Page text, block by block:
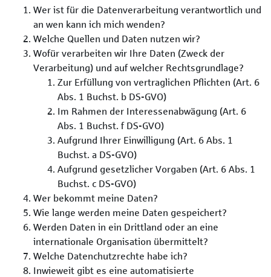
Wer ist für die Datenverarbeitung verantwortlich und
an wen kann ich mich wenden?
Welche Quellen und Daten nutzen wir?
Wofür verarbeiten wir Ihre Daten (Zweck der
Verarbeitung) und auf welcher Rechtsgrundlage?
Zur Erfüllung von vertraglichen Pflichten (Art. 6
Abs. 1 Buchst. b DS-GVO)
Im Rahmen der Interessenabwägung (Art. 6
Abs. 1 Buchst. f DS-GVO)
Aufgrund Ihrer Einwilligung (Art. 6 Abs. 1
Buchst. a DS-GVO)
Aufgrund gesetzlicher Vorgaben (Art. 6 Abs. 1
Buchst. c DS-GVO)
Wer bekommt meine Daten?
Wie lange werden meine Daten gespeichert?
Werden Daten in ein Drittland oder an eine
internationale Organisation übermittelt?
Welche Datenchutzrechte habe ich?
Inwieweit gibt es eine automatisierte